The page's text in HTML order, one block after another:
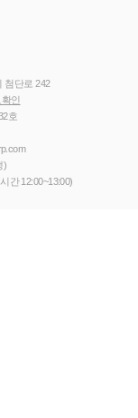
첨단로 242
인
호
)
간 12:00~13:00)